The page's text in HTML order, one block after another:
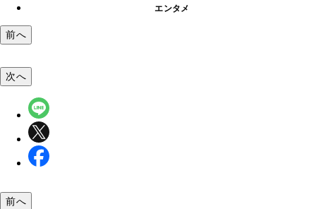
エンタメ
前へ
次へ
前へ